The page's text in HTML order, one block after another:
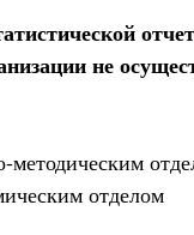
не
методическим
отделом